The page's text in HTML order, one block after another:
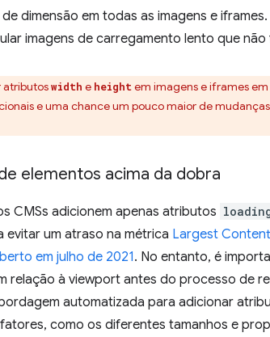
dimensão em todas as imagens e
imagens de carregamento lento que
atributoswidth e height em imagens e iframes
e uma chance um pouco maior de
elementos acima da dobra
CMSs adicionem apenas atributos
um atraso na métrica Largest
em julho de 2021. No entanto, é
relação à viewport antes do processo de
automatizada para adicionar
como os diferentes tamanhos e